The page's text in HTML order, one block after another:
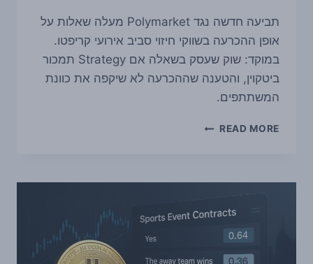
תביעה חדשה נגד Polymarket מעלה שאלות על
אופן ההכרעה בשווקי חיזוי סביב אירועי קריפטו.
במוקד: שוק שעסק בשאלה אם Strategy תמכור
ביטקוין, והטענה שההכרעה לא שיקפה את כוונת
המשתתפים.
READ MORE שני
POLYMARKET
הכרעה
בשוק